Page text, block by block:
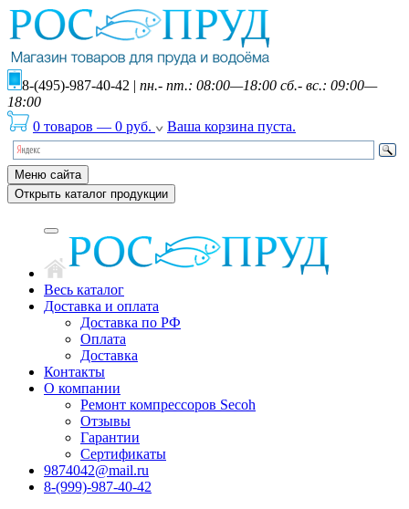
8-(495)-987-40-42 | пн.- пт.: 08:00—18:00 сб.- вс.: 09:00—
18:00
0 товаров — 0 руб. Ваша корзина пуста.
Меню сайта
Открыть каталог продукции
Весь каталог
Доставка и оплата
Доставка по РФ
Оплата
Доставка
Контакты
О компании
Ремонт компрессоров Secoh
Отзывы
Гарантии
Сертификаты
9874042@mail.ru
8-(999)-987-40-42